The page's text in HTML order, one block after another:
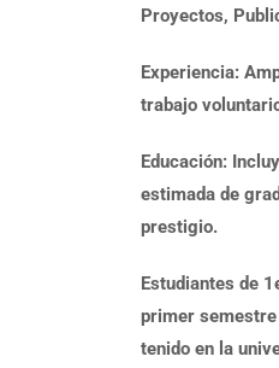
Proyectos,
Experiencia:
trabajo
Educación:
estimada de
prestigio.
Estudiantes de
primer semestre
tenido en la